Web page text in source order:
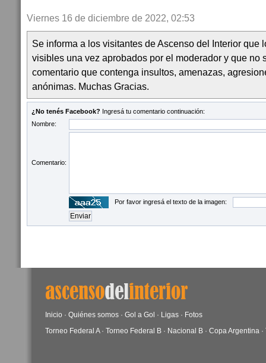
Viernes 16 de diciembre de 2022, 02:53
Se informa a los visitantes de Ascenso del Interior que
visibles una vez aprobados por el moderador y que no
comentario que contenga insultos, amenazas,
anónimas. Muchas Gracias.
¿No tenés Facebook? Ingresá tu comentario continuación:
Nombre:
Comentario:
Por favor ingresá el texto de la imagen:
Inicio · Quiénes somos · Gol a Gol · Ligas · Fotos
Torneo Federal A· Torneo Federal B · Nacional B · Copa Argentina ·